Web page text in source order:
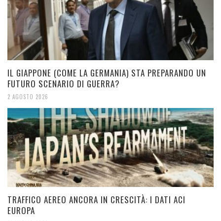
IL GIAPPONE (COME LA GERMANIA) STA PREPARANDO UN
FUTURO SCENARIO DI GUERRA?
2 AGOSTO 2026
TRAFFICO AEREO ANCORA IN CRESCITÀ: I DATI ACI
EUROPA